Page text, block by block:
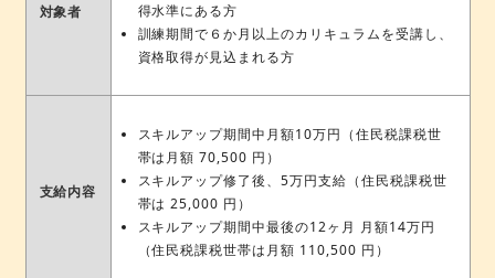
対象者
得水準にある方
訓練期間で６か月以上のカリキュラムを受講し、
資格取得が見込まれる方
支給内容
スキルアップ期間中月額10万円（住民税課税世
帯は月額 70,500 円）
スキルアップ修了後、5万円支給（住民税課税世
帯は 25,000 円）
スキルアップ期間中最後の12ヶ月 月額14万円
（住民税課税世帯は月額 110,500 円）